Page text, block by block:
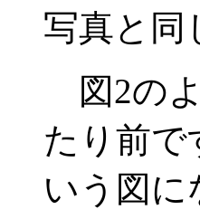
写真と同
図2の
たり前で
いう図に